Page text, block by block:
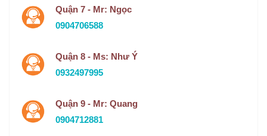
Quận 7 - Mr: Ngọc
0904706588
Quận 8 - Ms: Như Ý
0932497995
Quận 9 - Mr: Quang
0904712881